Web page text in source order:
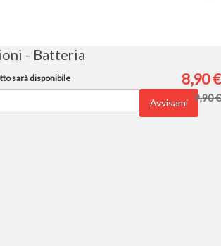
- Batteria
8,90 €
9,90 €
sarà disponibile
Avvisami